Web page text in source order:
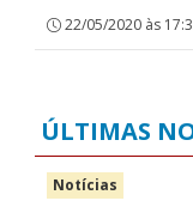
22/05/2020 às
ÚLTIMAS
Notícias